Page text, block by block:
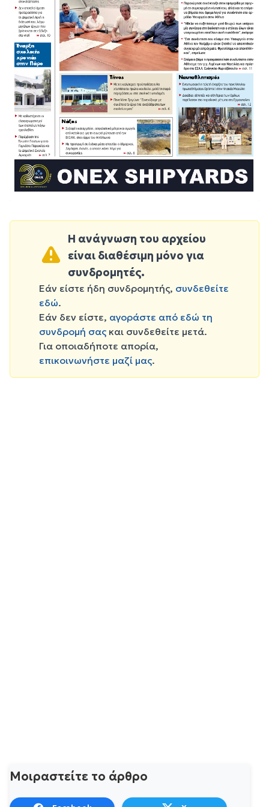
Η ανάγνωση του αρχείου
είναι διαθέσιμη μόνο για
συνδρομητές.
Εάν είστε ήδη συνδρομητής, συνδεθείτε
εδώ.
Εάν δεν είστε, αγοράστε από εδώ τη
συνδρομή σας και συνδεθείτε μετά.
Για οποιαδήποτε απορία,
επικοινωνήστε μαζί μας.
Μοιραστείτε το άρθρο